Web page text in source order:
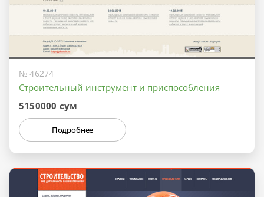
№ 46274
Строительный инструмент и приспособления
5150000 сум
Подробнее